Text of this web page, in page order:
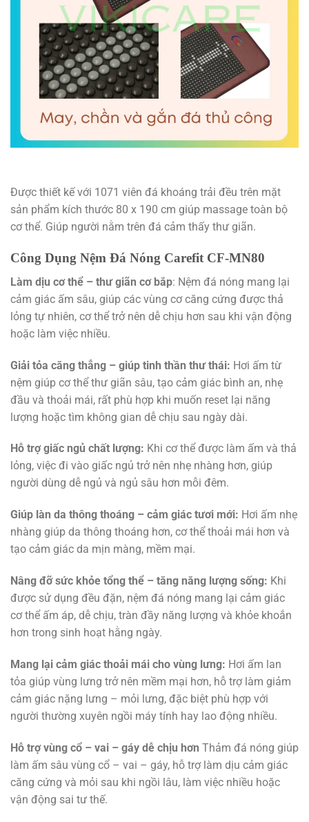
Được thiết kế với 1071 viên đá khoáng trải đều trên mặt
sản phẩm kích thước 80 x 190 cm giúp massage toàn bộ
cơ thể. Giúp người nằm trên đá cảm thấy thư giãn.
Công Dụng Nệm Đá Nóng Carefit CF-MN80
Làm dịu cơ thể – thư giãn cơ bắp: Nệm đá nóng mang lại
cảm giác ấm sâu, giúp các vùng cơ căng cứng được thả
lỏng tự nhiên, cơ thể trở nên dễ chịu hơn sau khi vận động
hoặc làm việc nhiều.
Giải tỏa căng thẳng – giúp tinh thần thư thái: Hơi ấm từ
nệm giúp cơ thể thư giãn sâu, tạo cảm giác bình an, nhẹ
đầu và thoải mái, rất phù hợp khi muốn reset lại năng
lượng hoặc tìm không gian dễ chịu sau ngày dài.
Hỗ trợ giấc ngủ chất lượng: Khi cơ thể được làm ấm và thả
lỏng, việc đi vào giấc ngủ trở nên nhẹ nhàng hơn, giúp
người dùng dễ ngủ và ngủ sâu hơn mỗi đêm.
Giúp làn da thông thoáng – cảm giác tươi mới: Hơi ấm nhẹ
nhàng giúp da thông thoáng hơn, cơ thể thoải mái hơn và
tạo cảm giác da mịn màng, mềm mại.
Nâng đỡ sức khỏe tổng thể – tăng năng lượng sống: Khi
được sử dụng đều đặn, nệm đá nóng mang lại cảm giác
cơ thể ấm áp, dễ chịu, tràn đầy năng lượng và khỏe khoắn
hơn trong sinh hoạt hằng ngày.
Mang lại cảm giác thoải mái cho vùng lưng: Hơi ấm lan
tỏa giúp vùng lưng trở nên mềm mại hơn, hỗ trợ làm giảm
cảm giác nặng lưng – mỏi lưng, đặc biệt phù hợp với
người thường xuyên ngồi máy tính hay lao động nhiều.
Hỗ trợ vùng cổ – vai – gáy dễ chịu hơn Thảm đá nóng giúp
làm ấm sâu vùng cổ – vai – gáy, hỗ trợ làm dịu cảm giác
căng cứng và mỏi sau khi ngồi lâu, làm việc nhiều hoặc
vận động sai tư thế.